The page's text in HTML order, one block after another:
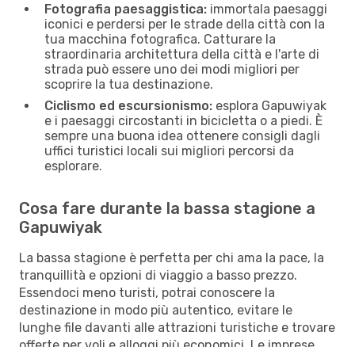
Fotografia paesaggistica: immortala paesaggi
iconici e perdersi per le strade della città con la
tua macchina fotografica. Catturare la
straordinaria architettura della città e l'arte di
strada può essere uno dei modi migliori per
scoprire la tua destinazione.
Ciclismo ed escursionismo: esplora Gapuwiyak
e i paesaggi circostanti in bicicletta o a piedi. È
sempre una buona idea ottenere consigli dagli
uffici turistici locali sui migliori percorsi da
esplorare.
Cosa fare durante la bassa stagione a
Gapuwiyak
La bassa stagione è perfetta per chi ama la pace, la
tranquillità e opzioni di viaggio a basso prezzo.
Essendoci meno turisti, potrai conoscere la
destinazione in modo più autentico, evitare le
lunghe file davanti alle attrazioni turistiche e trovare